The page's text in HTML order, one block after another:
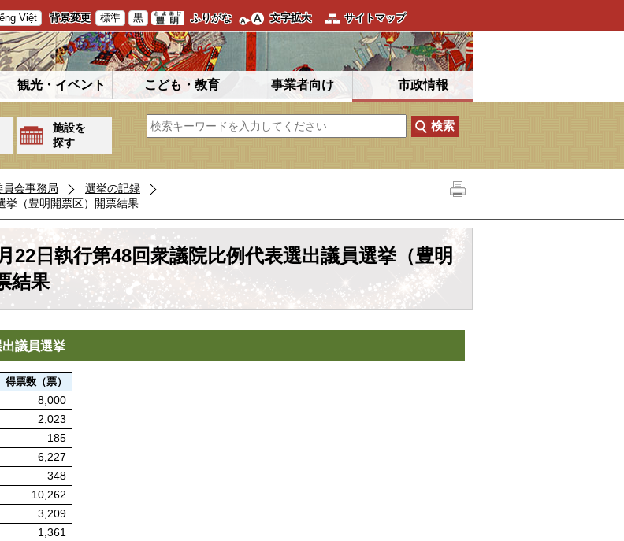
Việt 背景変更 標準 黒 ふりがな 文字拡大 サイトマップ
観光・イベント こども・教育 事業者向け 市政情報
施設を
探す
会事務局
選挙の記録
挙（豊明開票区）開票結果
22日執行第48回衆議院比例代表選出議員選挙（豊明
結果
議員選挙
得票数（票）
8,000
2,023
185
6,227
348
10,262
3,209
1,361